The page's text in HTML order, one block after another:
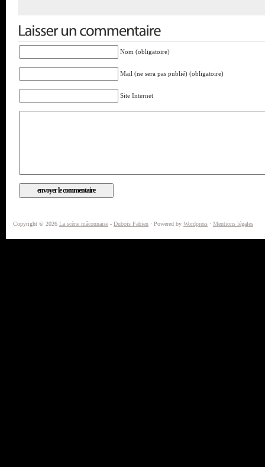
Nom (obligatoire)
Mail (ne sera pas publié) (obligatoire)
Site Internet
Copyright © 2026 La scène mâconnaise - Dubois Fabien · Powered by Wordpress · Mentions légales